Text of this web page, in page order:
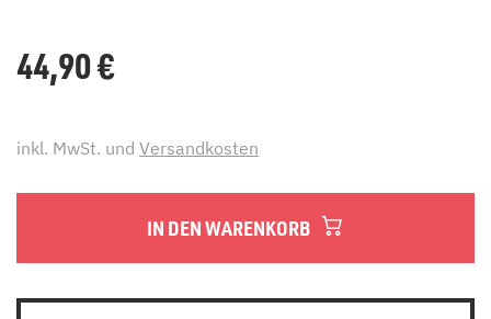
44,90€
inkl. MwSt. und Versandkosten
IN DEN WARENKORB